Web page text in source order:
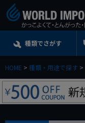
種類でさがす
HOME 種類・用途で探す